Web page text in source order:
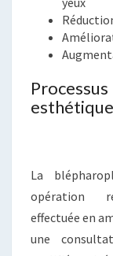
La
opération
effectuée en
une